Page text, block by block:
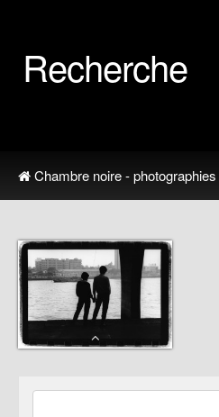
Recherche
Chambre noire - photographies